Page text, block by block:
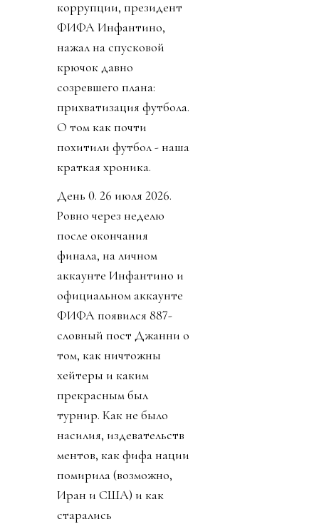
коррупции, президент
ФИФА Инфантино,
нажал на спусковой
крючок давно
созревшего плана:
прихватизация футбола.
О том как почти
похитили футбол - наша
краткая хроника.
День 0. 26 июля 2026.
Ровно через неделю
после окончания
финала, на личном
аккаунте Инфантино и
официальном аккаунте
ФИФА появился 887-
словный пост Джанни о
том, как ничтожны
хейтеры и каким
прекрасным был
турнир. Как не было
насилия, издевательств
ментов, как фифа нации
помирила (возможно,
Иран и США) и как
старались